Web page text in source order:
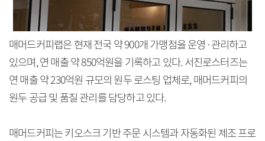
매머드커피랩은 현재 전국 약 900개 가맹점을 운영·관리하고
있으며, 연 매출 약 850억원을 기록하고 있다. 서진로스터즈는
연 매출 약 230억원 규모의 원두 로스팅 업체로, 매머드커피의
원두 공급 및 품질 관리를 담당하고 있다.
매머드커피는 키오스크 기반 주문 시스템과 자동화된 제조 프로